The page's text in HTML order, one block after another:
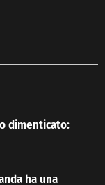
dimenticato:
ha una